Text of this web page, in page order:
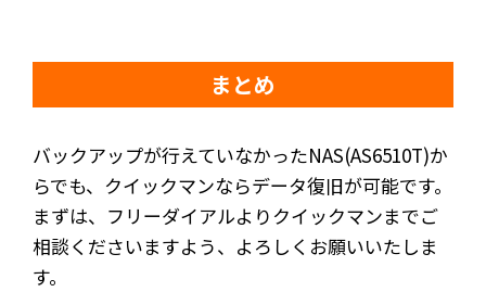
まとめ
バックアップが行えていなかったNAS(AS6510T)か
らでも、クイックマンならデータ復旧が可能です。
まずは、フリーダイアルよりクイックマンまでご
相談くださいますよう、よろしくお願いいたしま
す。